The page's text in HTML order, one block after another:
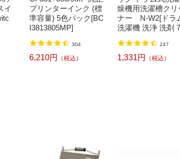
イ
プリンターインク (標
準容量) 5色パック[BC
I3813805MP]
304
6,210円 （税込）
燥機用洗濯槽クリ
ナー N-W2[ドラ
洗濯機 洗浄 洗剤
247
1,331円 （税込）